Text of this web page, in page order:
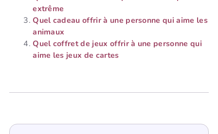
extrême
Quel cadeau offrir à une personne qui aime les
animaux
Quel coffret de jeux offrir à une personne qui
aime les jeux de cartes